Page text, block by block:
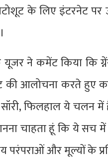
के लिए इंटरनेट पर
ने कमेंट किया कि
की आलोचना करते
सॉरी, फिलहाल ये
चाहता हूं कि ये सच
परंपराओं और मूल्यों के